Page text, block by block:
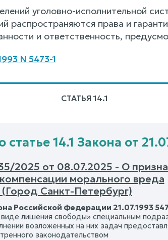
уголовно-исполнительной
распространяются права и
и ответственность,
N 5473-1
СТАТЬЯ 14.1
14.1 Закона от
2025 от 08.07.2025 - О
морального вреда
Санкт-Петербург)
Российской Федерации 21.07.1993
лишения свободы» специальным
возложенных на них задач
законодательством